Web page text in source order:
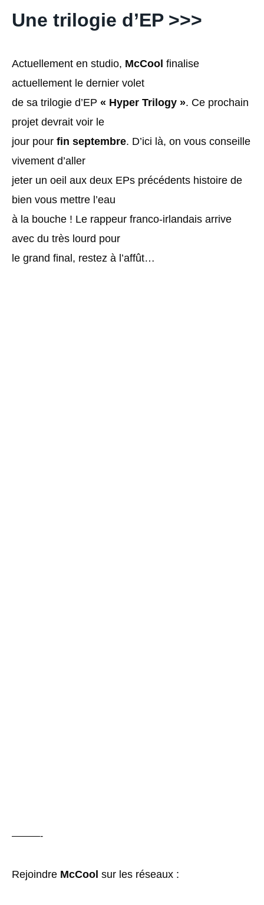
Une trilogie d’EP >>>
Actuellement en studio, McCool finalise
actuellement le dernier volet
de sa trilogie d’EP « Hyper Trilogy ». Ce prochain
projet devrait voir le
jour pour fin septembre. D’ici là, on vous conseille
vivement d’aller
jeter un oeil aux deux EPs précédents histoire de
bien vous mettre l’eau
à la bouche ! Le rappeur franco-irlandais arrive
avec du très lourd pour
le grand final, restez à l’affût…
———-
Rejoindre McCool sur les réseaux :